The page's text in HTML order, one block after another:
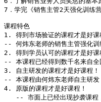
7．学完《销售主管2天强化训练
课程特色
1. 得到市场验证的课程才是好课
-- 何炜东老师的销售主管强化训
2. 得到学员认可的课程才是好课
-- 本课程已经得到数千名来自全
3. 自主研发的课程才是好课程！
-- 本课程由何炜东老师自主研发
4. 原版的课程才是好课程！
-- 市面上已经出现抄袭课程